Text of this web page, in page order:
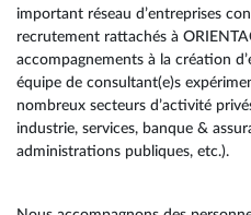
important réseau d’entreprises
recrutement rattachés à
accompagnements à la création
équipe de consultant(e)s
nombreux secteurs d’activité
industrie, services, banque &
administrations publiques, etc.).